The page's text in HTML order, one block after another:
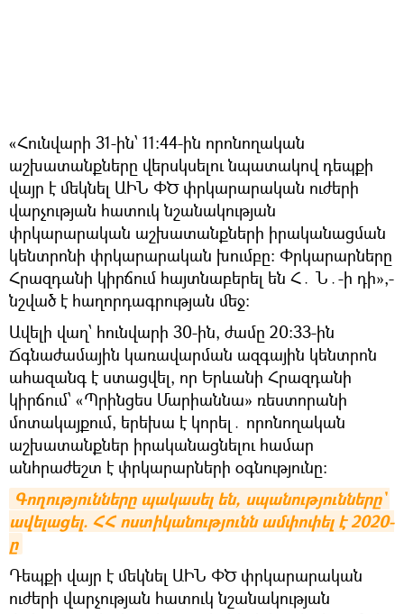
«Հունվարի 31-ին՝ 11։44-ին որոնողական
աշխատանքները վերսկսելու նպատակով դեպքի
վայր է մեկնել ԱԻՆ ՓԾ փրկարարական ուժերի
վարչության հատուկ նշանակության
փրկարարական աշխատանքների իրականացման
կենտրոնի փրկարարական խումբը։ Փրկարարները
Հրազդանի կիրճում հայտնաբերել են Հ․ Ն․-ի դի»,-
նշված է հաղորդագրության մեջ։
Ավելի վաղ՝ հունվարի 30-ին, ժամը 20։33-ին
Ճգնաժամային կառավարման ազգային կենտրոն
ահազանգ է ստացվել, որ Երևանի Հրազդանի
կիրճում՝ «Պրինցես Մարիաննա» ռեստորանի
մոտակայքում, երեխա է կորել․ որոնողական
աշխատանքներ իրականացնելու համար
անհրաժեշտ է փրկարարների օգնությունը։
Գողությունները պակասել են, սպանությունները`
ավելացել. ՀՀ ոստիկանությունն ամփոփել է 2020-
ը
Դեպքի վայր է մեկնել ԱԻՆ ՓԾ փրկարարական
ուժերի վարչության հատուկ նշանակության